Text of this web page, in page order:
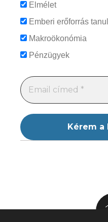
Elmélet
Emberi erőforrás
Makroökonómia
Pénzügyek